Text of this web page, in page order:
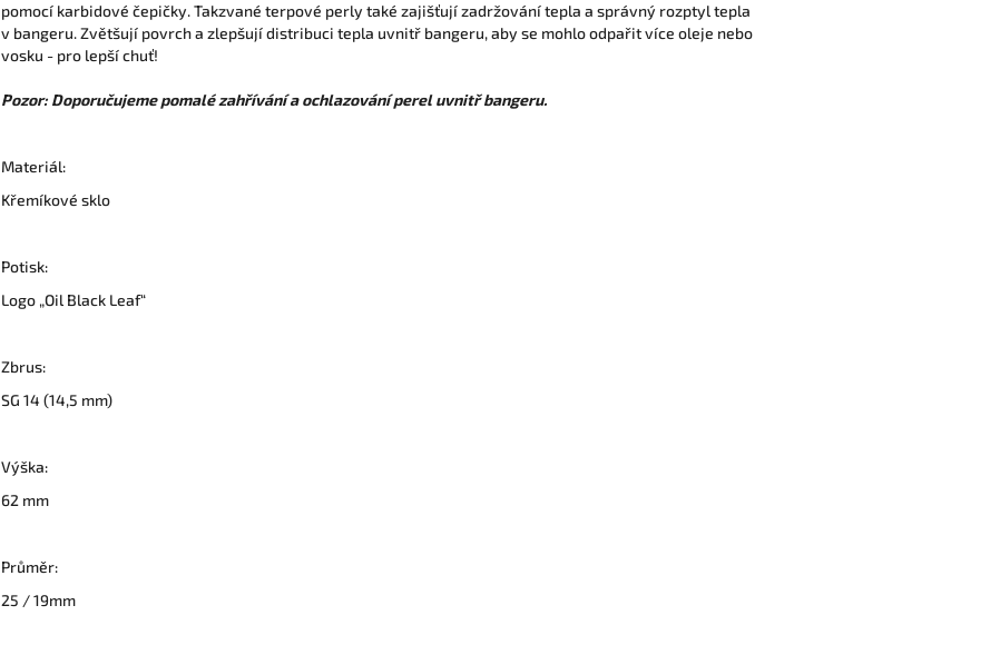
pomocí karbidové čepičky. Takzvané terpové perly také zajišťují zadržování tepla a správný rozptyl tepla
v bangeru. Zvětšují povrch a zlepšují distribuci tepla uvnitř bangeru, aby se mohlo odpařit více oleje nebo
vosku - pro lepší chuť!
Pozor: Doporučujeme pomalé zahřívání a ochlazování perel uvnitř bangeru.
Materiál:
Křemíkové sklo
Potisk:
Logo „Oil Black Leaf“
Zbrus:
SG 14 (14,5 mm)
Výška:
62 mm
Průměr:
25 / 19mm